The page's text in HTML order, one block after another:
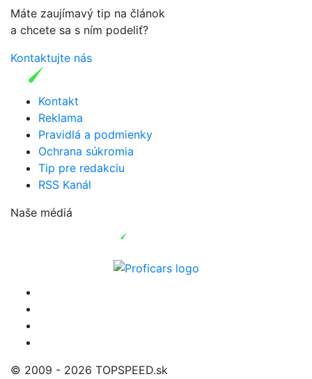
Máte zaujímavý tip na článok
a chcete sa s ním podeliť?
Kontaktujte nás
Kontakt
Reklama
Pravidlá a podmienky
Ochrana súkromia
Tip pre redakciu
RSS Kanál
Naše médiá
© 2009 - 2026 TOPSPEED.sk